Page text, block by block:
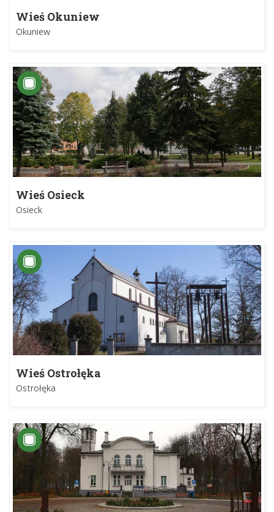
Wieś Okuniew
Okuniew
Wieś Osieck
Osieck
Wieś Ostrołęka
Ostrołęka